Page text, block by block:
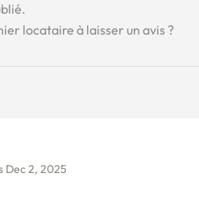
locataire à laisser un avis ?
Dec 2, 2025